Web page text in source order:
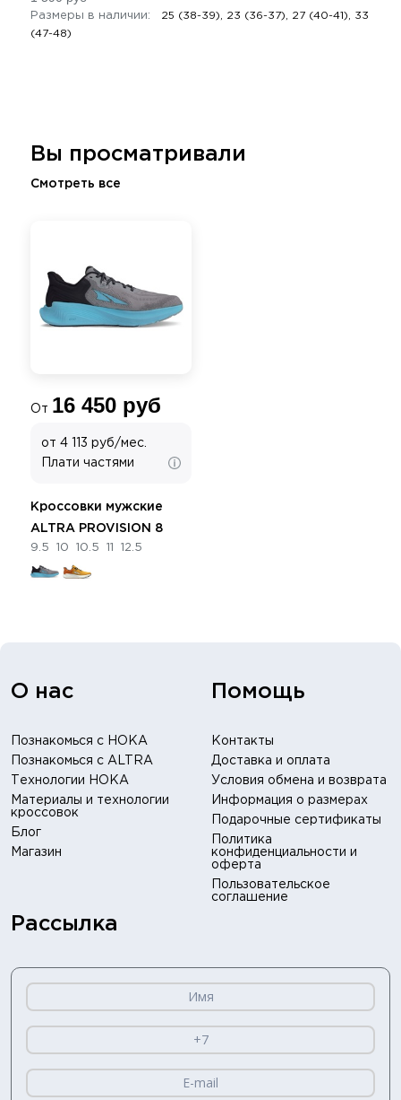
Размеры в наличии:
25 (38-39), 23 (36-37), 27 (40-41), 33
(47-48)
Вы просматривали
Смотреть все
От 16 450 руб
от 4 113 руб/мес.
Плати частями
Кроссовки мужские
ALTRA PROVISION 8
9.5 10 10.5 11 12.5
О нас
Познакомься с HOKA
Познакомься с ALTRA
Технологии HOKA
Материалы и технологии
кроссовок
Блог
Магазин
Помощь
Контакты
Доставка и оплата
Условия обмена и возврата
Информация о размерах
Подарочные сертификаты
Политика
конфиденциальности и
оферта
Пользовательское
соглашение
Рассылка